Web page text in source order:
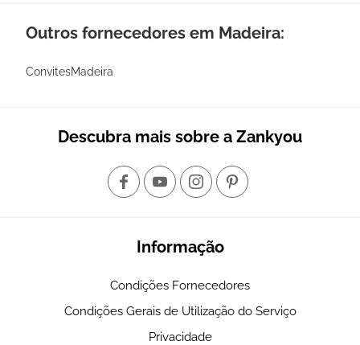
Outros fornecedores em Madeira:
ConvitesMadeira
Descubra mais sobre a Zankyou
Informação
Condições Fornecedores
Condições Gerais de Utilização do Serviço
Privacidade